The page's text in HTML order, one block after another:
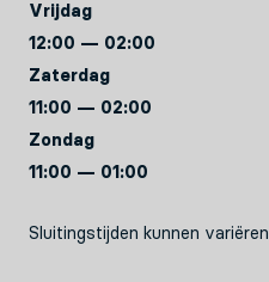
Vrijdag
12:00 — 02:00
Zaterdag
11:00 — 02:00
Zondag
11:00 — 01:00
Sluitingstijden kunnen variëren